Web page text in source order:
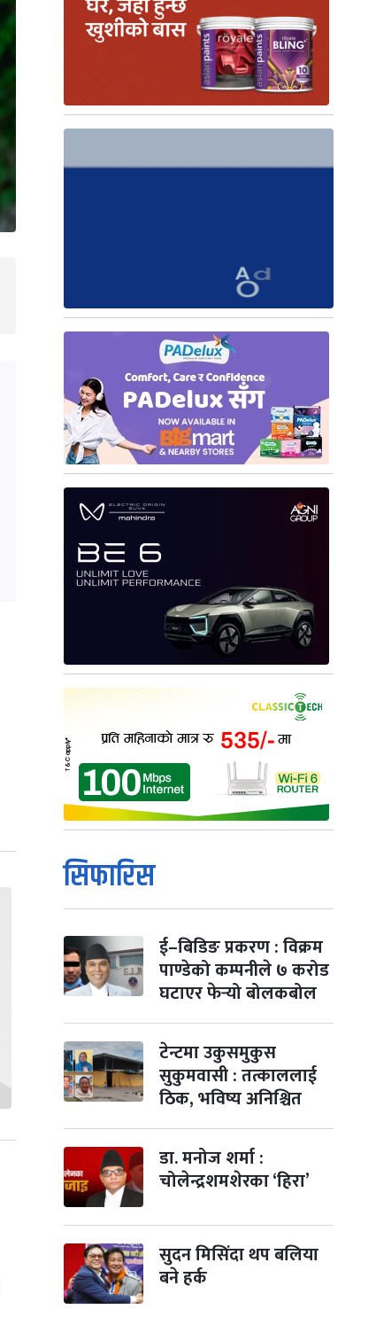
सिफारिस
ई–बिडिङ प्रकरण : विक्रम
पाण्डेको कम्पनीले ७ करोड
घटाएर फेर्‍यो बोलकबोल
टेन्टमा उकुसमुकुस
सुकुमवासी : तत्काललाई
ठिक, भविष्य अनिश्चित
डा. मनोज शर्मा :
चोलेन्द्रशमशेरका ‘हिरा’
सुदन मिसिंदा थप बलिया
बने हर्क